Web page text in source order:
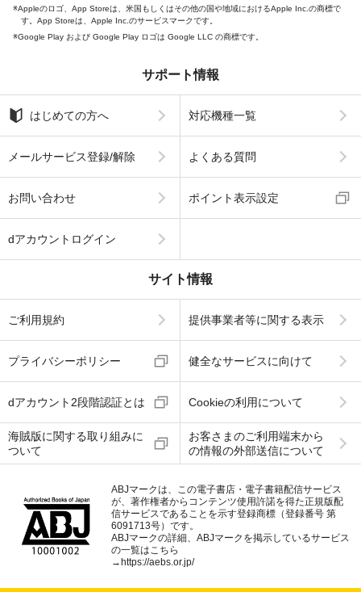
Appleのロゴ、App Storeは、米国もしくはその他の国や地域におけるApple Inc.の商標で
す。App Storeは、Apple Inc.のサービスマークです。
Google Play および Google Play ロゴは Google LLC の商標です。
サポート情報
はじめての方へ 対応機種一覧
メールサービス登録/解除 よくある質問
お問い合わせ ポイント表示設定
dアカウントログイン
サイト情報
ご利用規約 提供事業者等に関する表示
プライバシーポリシー 健全なサービスに向けて
dアカウント2段階認証とは Cookieの利用について
海賊版に関する取り組みに
ついて
お客さまのご利用端末から
の情報の外部送信について
ABJマークは、この電子書店・電子書籍配信サービス
が、著作権者からコンテンツ使用許諾を得た正規版配
信サービスであることを示す登録商標（登録番号 第
6091713号）です。
ABJマークの詳細、ABJマークを掲示しているサービス
の一覧はこちら
→https://aebs.or.jp/